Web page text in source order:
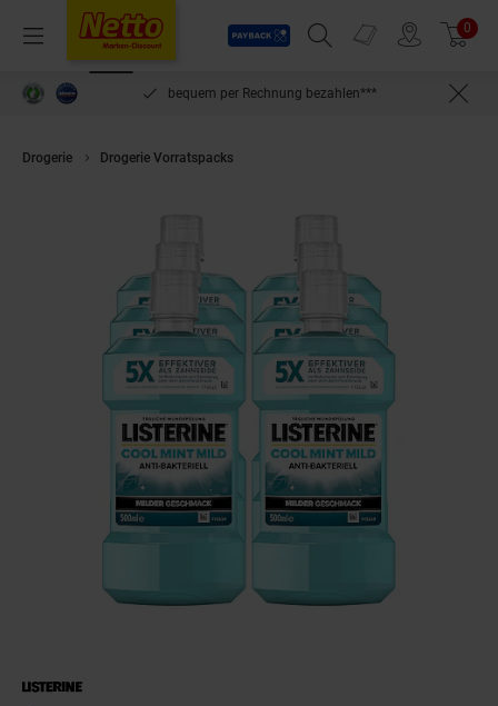
Menü
Payback
Suchfeld einblenden
Prospekte 0
bequem per Rechnung bezahlen***
Drogerie Drogerie Vorratspacks